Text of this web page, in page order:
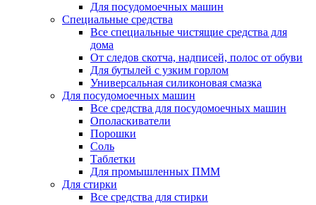
Для посудомоечных машин
Специальные средства
Все специальные чистящие средства для
дома
От следов скотча, надписей, полос от обуви
Для бутылей с узким горлом
Универсальная силиконовая смазка
Для посудомоечных машин
Все средства для посудомоечных машин
Ополаскиватели
Порошки
Соль
Таблетки
Для промышленных ПММ
Для стирки
Все средства для стирки